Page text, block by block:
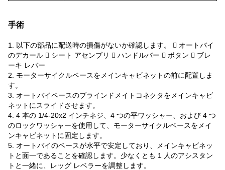
手術
1. 以下の部品に配送時の損傷がないか確認します。  オートバイ
のデカール  シート アセンブリ  ハンドルバー  ボタン  ブレ
ーキ レバー
2. モーターサイクルベースをメインキャビネットの前に配置しま
す。
3. オートバイベースのブラインドメイトコネクタをメインキャビ
ネットにスライドさせます。
4. 4 本の 1/4-20x2 インチネジ、4 つの平ワッシャー、および 4 つ
のロックワッシャーを使用して、モーターサイクルベースをメイ
ンキャビネットに固定します。
5. オートバイのベースが水平で安定しており、メインキャビネッ
トと面一であることを確認します。少なくとも 1 人のアシスタン
トと一緒に、レッグ レベラーを調整します。